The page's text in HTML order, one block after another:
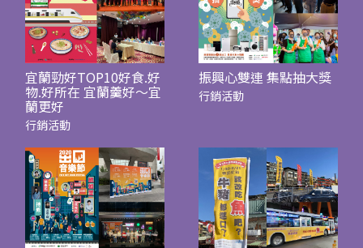
宜蘭勁好TOP10好食.好
物.好所在 宜蘭羹好～宜
蘭更好
行銷活動
振興心雙連 集點抽大獎
行銷活動